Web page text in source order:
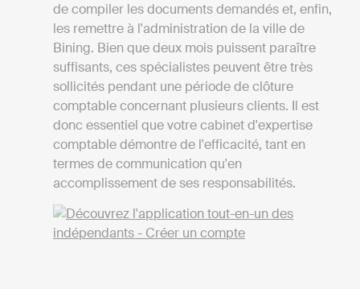
de compiler les documents demandés et, enfin,
les remettre à l'administration de la ville de
Bining. Bien que deux mois puissent paraître
suffisants, ces spécialistes peuvent être très
sollicités pendant une période de clôture
comptable concernant plusieurs clients. Il est
donc essentiel que votre cabinet d'expertise
comptable démontre de l'efficacité, tant en
termes de communication qu'en
accomplissement de ses responsabilités.